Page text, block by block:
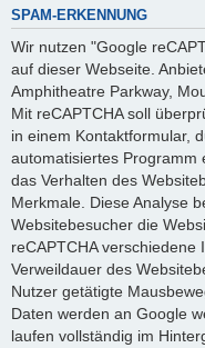
SPAM-ERKENNUNG
Wir nutzen "Google
auf dieser Webseite.
Amphitheatre Parkway,
Mit reCAPTCHA soll
in einem Kontaktformular,
automatisiertes Programm
das Verhalten des
Merkmale. Diese Analyse
Websitebesucher die
reCAPTCHA verschiedene
Verweildauer des
Nutzer getätigte
Daten werden an Google
laufen vollständig im